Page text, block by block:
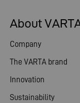
About
Company
The VARTA brand
Innovation
Sustainability